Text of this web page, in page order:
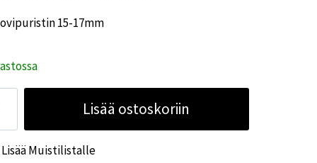
15-17mm
Lisää ostoskoriin
Lisää Muistilistalle